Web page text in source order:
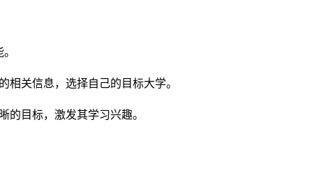
关信息，选择自己的目标大学。
的目标，激发其学习兴趣。